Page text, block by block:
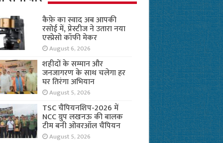
कैफ़े का स्वाद अब आपकी
रसोई में, प्रेस्टीज ने उतारा नया
एस्प्रेसो कॉफी मेकर
August 6, 2026
शहीदों के सम्मान और
जनजागरण के साथ चलेगा हर
घर तिरंगा अभियान
August 5, 2026
TSC चैंपियनशिप-2026 में
NCC ग्रुप लखनऊ की बालक
टीम बनी ओवरऑल चैंपियन
August 5, 2026